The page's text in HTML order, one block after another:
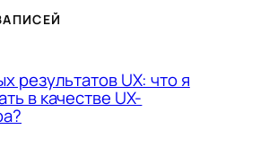
результатов UX: что я
в качестве UX-